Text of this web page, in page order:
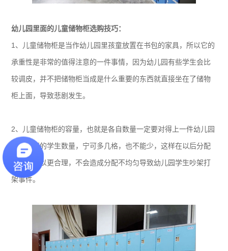
幼儿园里面的儿童储物柜选购技巧：
1、儿童储物柜是当作幼儿园里孩童放置在书包的家具，所以它的
承重性是非常的值得注意的一件事情，因为幼儿园有些学生会比
较调皮，并不把储物柜当成是什么重要的东西就直接坐在了储物
柜上面，导致悲剧发生。
2、儿童储物柜的容量，也就是各自数量一定要对得上一件幼儿园
课室里面的学生数量，宁可多几格，也不能少，这样在以后分配
起来才可以更合理，不会造成分配不均匀导致幼儿园学生吵架打
架事件。